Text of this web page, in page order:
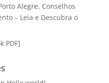
Alegre, Conselhos
– Leia e Descubra o
PDF]